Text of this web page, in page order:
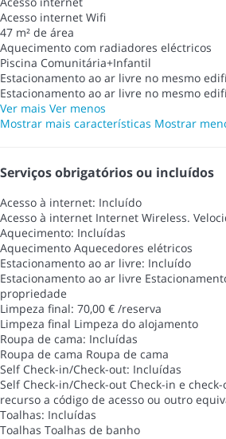
Acesso internet Wifi
47 m² de área
Aquecimento com radiadores eléctricos
Piscina Comunitária+Infantil
Estacionamento ao ar livre no mesmo
Estacionamento ao ar livre no mesmo
Ver mais Ver menos
Mostrar mais características Mostrar
Serviços obrigatórios ou incluídos
Acesso à internet: Incluído
Acesso à internet Internet Wireless.
Aquecimento: Incluídas
Aquecimento Aquecedores elétricos
Estacionamento ao ar livre: Incluído
Estacionamento ao ar livre
propriedade
Limpeza final: 70,00 € /reserva
Limpeza final Limpeza do alojamento
Roupa de cama: Incluídas
Roupa de cama Roupa de cama
Self Check-in/Check-out: Incluídas
Self Check-in/Check-out Check-in e
recurso a código de acesso ou outro
Toalhas: Incluídas
Toalhas Toalhas de banho